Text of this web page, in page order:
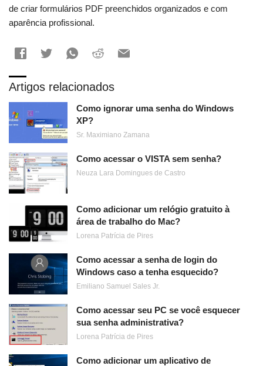
de criar formulários PDF preenchidos organizados e com
aparência profissional.
Artigos relacionados
Como ignorar uma senha do Windows
XP?
Sr. Maximiano Zamana
Como acessar o VISTA sem senha?
Neuza Lara Domingues de Castro
Como adicionar um relógio gratuito à
área de trabalho do Mac?
Lorena Patrícia de Pires
Como acessar a senha de login do
Windows caso a tenha esquecido?
Emiliano Samuel Sales Jr.
Como acessar seu PC se você esquecer
sua senha administrativa?
Lorena Patrícia de Pires
Como adicionar um aplicativo de